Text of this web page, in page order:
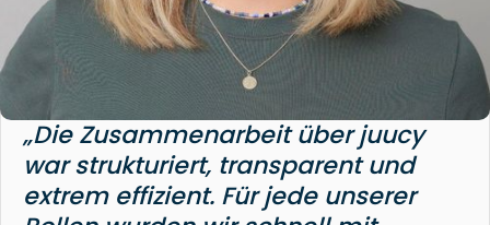
„Die Zusammenarbeit über juucy
war strukturiert, transparent und
extrem effizient. Für jede unserer